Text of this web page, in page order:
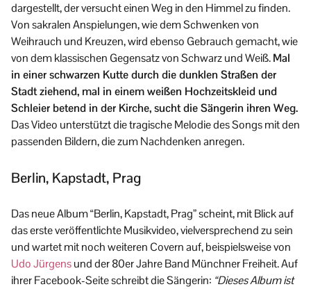
dargestellt, der versucht einen Weg in den Himmel zu finden.
Von sakralen Anspielungen, wie dem Schwenken von
Weihrauch und Kreuzen, wird ebenso Gebrauch gemacht, wie
von dem klassischen Gegensatz von Schwarz und Weiß.Mal
in einer schwarzen Kutte durch die dunklen Straßen der
Stadt ziehend, mal in einem weißen Hochzeitskleid und
Schleier betend in der Kirche, sucht die Sängerin ihren Weg.
Das Video unterstützt die tragische Melodie des Songs mit den
passenden Bildern, die zum Nachdenken anregen.
Berlin, Kapstadt, Prag
Das neue Album “Berlin, Kapstadt, Prag” scheint, mit Blick auf
das erste veröffentlichte Musikvideo, vielversprechend zu sein
und wartet mit noch weiteren Covern auf, beispielsweise von
Udo Jürgensund der 80er Jahre Band Münchner Freiheit. Auf
ihrer Facebook-Seite schreibt die Sängerin: “Dieses Album ist